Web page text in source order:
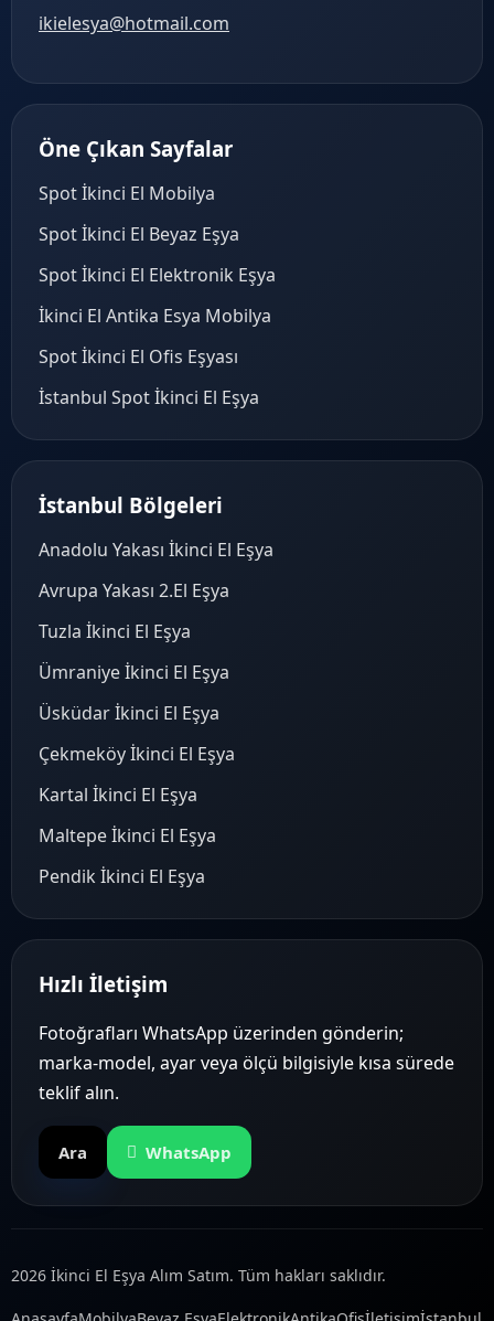
ikielesya@hotmail.com
Öne Çıkan Sayfalar
Spot İkinci El Mobilya
Spot İkinci El Beyaz Eşya
Spot İkinci El Elektronik Eşya
İkinci El Antika Esya Mobilya
Spot İkinci El Ofis Eşyası
İstanbul Spot İkinci El Eşya
İstanbul Bölgeleri
Anadolu Yakası İkinci El Eşya
Avrupa Yakası 2.El Eşya
Tuzla İkinci El Eşya
Ümraniye İkinci El Eşya
Üsküdar İkinci El Eşya
Çekmeköy İkinci El Eşya
Kartal İkinci El Eşya
Maltepe İkinci El Eşya
Pendik İkinci El Eşya
Hızlı İletişim
Fotoğrafları WhatsApp üzerinden gönderin;
marka-model, ayar veya ölçü bilgisiyle kısa sürede
teklif alın.
Ara WhatsApp
2026 İkinci El Eşya Alım Satım. Tüm hakları saklıdır.